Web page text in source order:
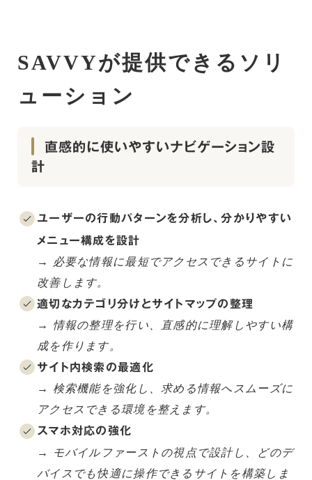
SAVVYが提供できるソリ
ューション
直感的に使いやすいナビゲーション設
計
ユーザーの行動パターンを分析し、分かりやすい
メニュー構成を設計
→ 必要な情報に最短でアクセスできるサイトに
改善します。
適切なカテゴリ分けとサイトマップの整理
→ 情報の整理を行い、直感的に理解しやすい構
成を作ります。
サイト内検索の最適化
→ 検索機能を強化し、求める情報へスムーズに
アクセスできる環境を整えます。
スマホ対応の強化
→ モバイルファーストの視点で設計し、どのデ
バイスでも快適に操作できるサイトを構築しま